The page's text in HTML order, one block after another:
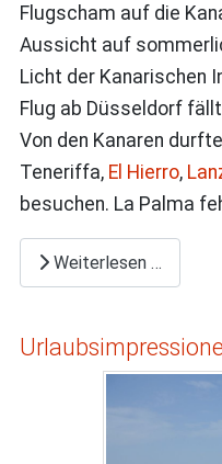
Flugscham auf die
Aussicht auf
Licht der Kanarischen
Flug ab Düsseldorf
Von den Kanaren
Teneriffa, El Hierro,
besuchen. La Palma
Weiterlesen …